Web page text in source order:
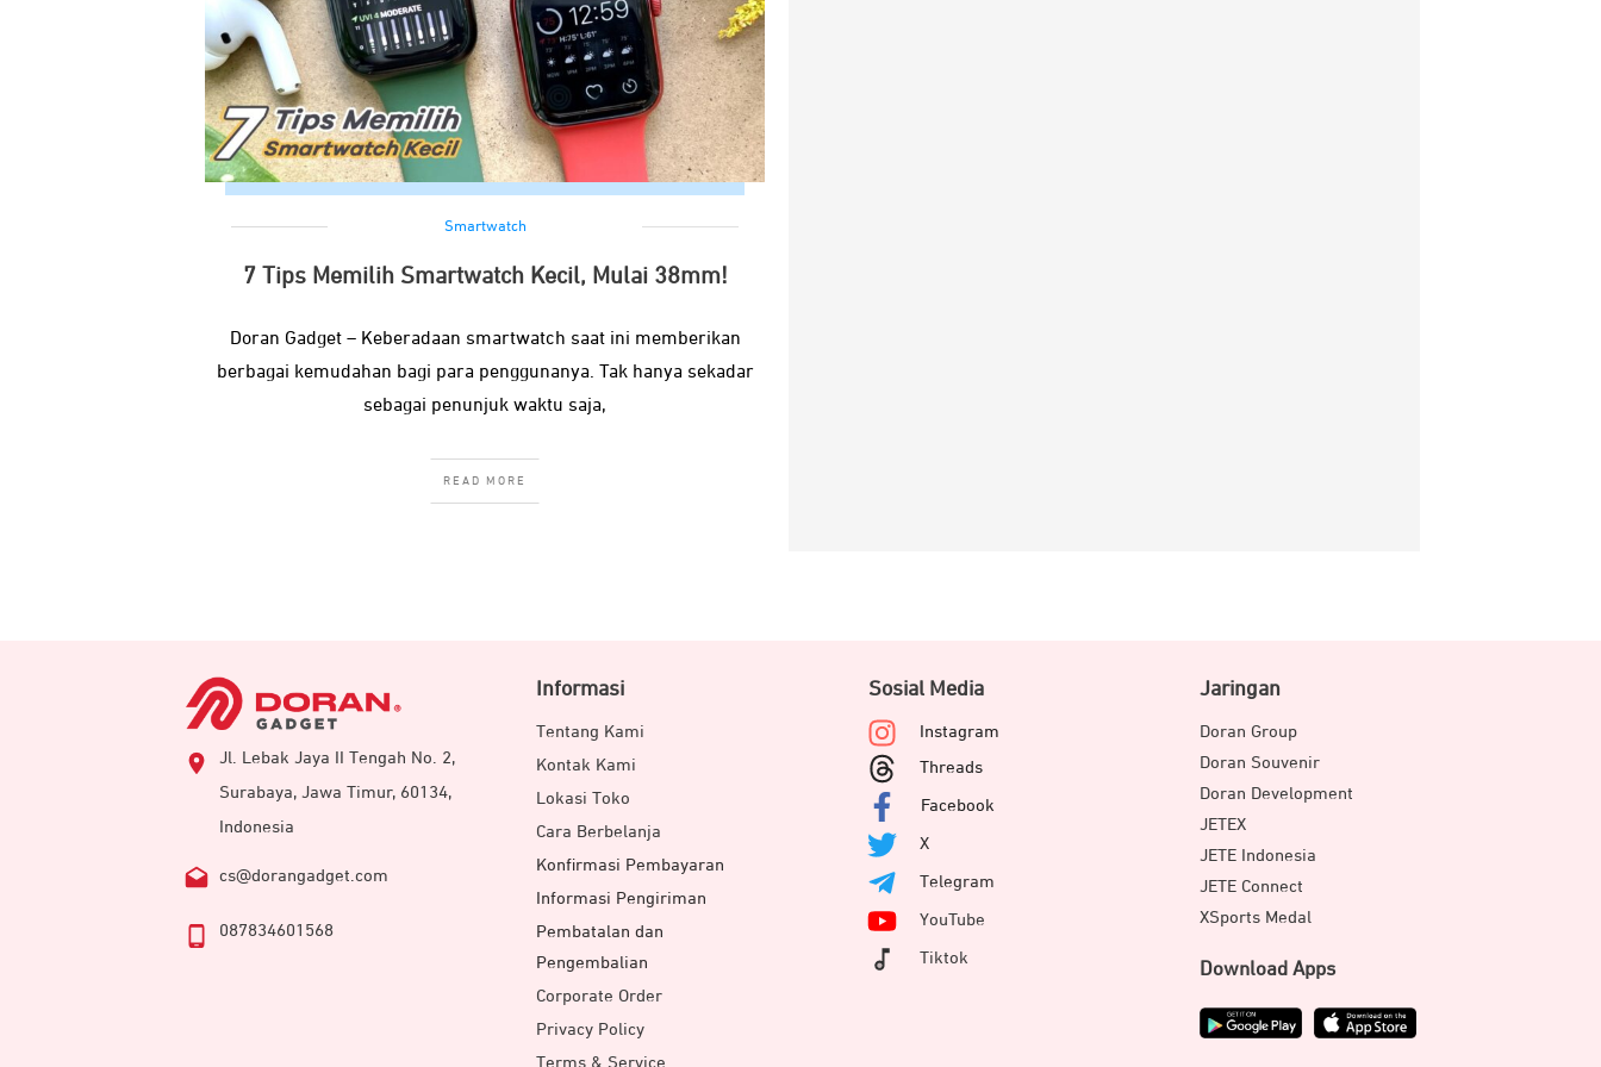
Smartwatch
7 Tips Memilih Smartwatch Kecil, Mulai 38mm!
Doran Gadget – Keberadaan smartwatch saat ini memberikan
berbagai kemudahan bagi para penggunanya. Tak hanya sekadar
sebagai penunjuk waktu saja,
READ MORE
Jl. Lebak Jaya II Tengah No. 2,
Surabaya, Jawa Timur, 60134,
Indonesia
cs@dorangadget.com
087834601568
Informasi
Tentang Kami
Kontak Kami
Lokasi Toko
Cara Berbelanja
Konfirmasi Pembayaran
Informasi Pengiriman
Pembatalan dan
Pengembalian
Corporate Order
Privacy Policy
Terms & Service
Sosial Media
Instagram
Threads
Facebook
X
Telegram
YouTube
Tiktok
Jaringan
Doran Group
Doran Souvenir
Doran Development
JETEX
JETE Indonesia
JETE Connect
XSports Medal
Download Apps